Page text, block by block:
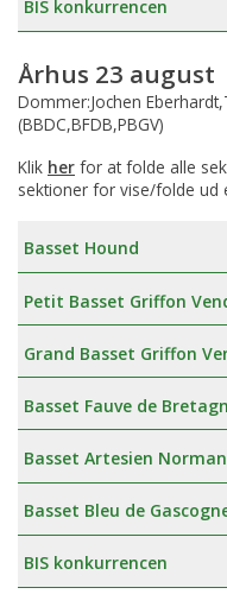
BIS konkurrencen
Århus 23 august
Dommer:Jochen
(BBDC,BFDB,PBGV)
Klik her for at folde alle
sektioner for vise/folde ud
Basset Hound
Petit Basset Griffon
Grand Basset Griffon
Basset Fauve de
Basset Artesien
Basset Bleu de
BIS konkurrencen